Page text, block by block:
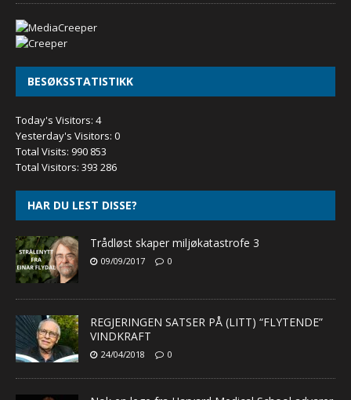
BESØKSSTATISTIKK
Today's Visitors: 4
Yesterday's Visitors: 0
Total Visits: 990 853
Total Visitors: 393 286
HAR DU LEST DISSE?
Trådløst skaper miljøkatastrofe 3
09/09/2017 0
REGJERINGEN SATSER PÅ (LITT) “FLYTENDE”
VINDKRAFT
24/04/2018 0